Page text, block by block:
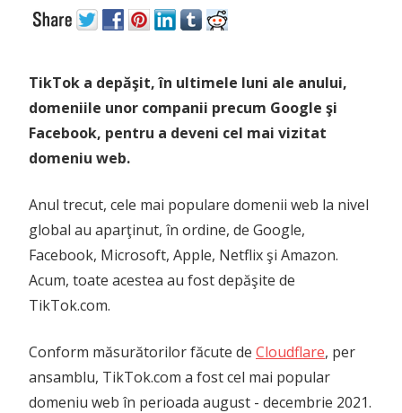
TikTok a depăşit, în ultimele luni ale anului,
domeniile unor companii precum Google şi
Facebook, pentru a deveni cel mai vizitat
domeniu web.
Anul trecut, cele mai populare domenii web la nivel
global au aparţinut, în ordine, de Google,
Facebook, Microsoft, Apple, Netflix şi Amazon.
Acum, toate acestea au fost depăşite de
TikTok.com.
Conform măsurătorilor făcute de Cloudflare, per
ansamblu, TikTok.com a fost cel mai popular
domeniu web în perioada august - decembrie 2021.